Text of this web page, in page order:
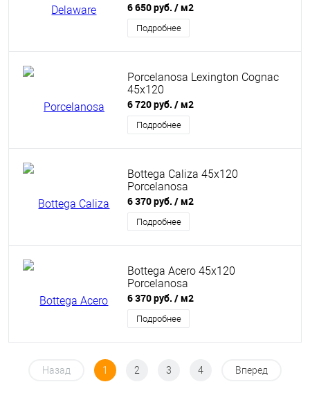
6 650 руб. / м2
Подробнее
Porcelanosa Lexington Cognac
45x120
6 720 руб. / м2
Подробнее
Bottega Caliza 45x120
Porcelanosa
6 370 руб. / м2
Подробнее
Bottega Acero 45x120
Porcelanosa
6 370 руб. / м2
Подробнее
Назад 1 2 3 4 Вперед